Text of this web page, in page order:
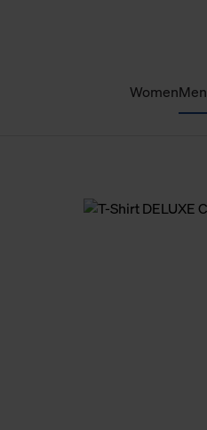
WomenMen